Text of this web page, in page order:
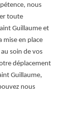
nous
toute
Guillaume et
mise en place
soin de vos
déplacement
Guillaume,
nous